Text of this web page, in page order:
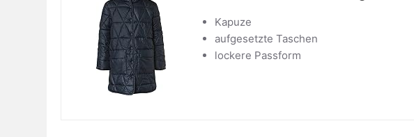
Kapuze
aufgesetzte Taschen
lockere Passform